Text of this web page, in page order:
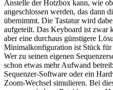
Anstelle der Hotzbox kann, wie
angeschlossen werden, das dann
übernimmt. Die Tastatur wird
aufgeteilt. Das Keyboard ist zwar
aber eine durchaus günstigere
Minimalkonfiguration ist Stück für
Wer zu seinen eigenen
schon etwas mehr Aufwand
Sequenzer-Software oder ein
Zoom-Wechsel simulieren. Bei